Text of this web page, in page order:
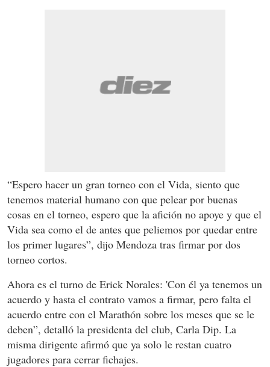
“Espero hacer un gran torneo con el Vida, siento que
tenemos material humano con que pelear por buenas
cosas en el torneo, espero que la afición no apoye y que el
Vida sea como el de antes que peliemos por quedar entre
los primer lugares”, dijo Mendoza tras firmar por dos
torneo cortos.
Ahora es el turno de Erick Norales: 'Con él ya tenemos un
acuerdo y hasta el contrato vamos a firmar, pero falta el
acuerdo entre con el Marathón sobre los meses que se le
deben”, detalló la presidenta del club, Carla Dip. La
misma dirigente afirmó que ya solo le restan cuatro
jugadores para cerrar fichajes.